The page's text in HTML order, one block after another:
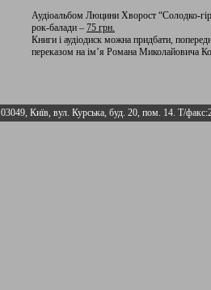
Аудіоальбом Люцини Хворост “Солодко-
рок-балади – 75 грн.
Книги і аудіодиск можна придбати,
переказом на ім’я Романа Миколайовича
03049, Київ, вул. Курська, буд. 20, пом. 14. Т/